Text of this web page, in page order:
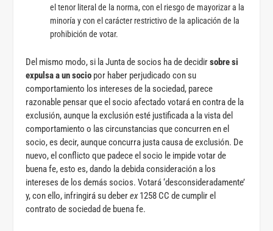
el tenor literal de la norma, con el riesgo de mayorizar a la
minoría y con el carácter restrictivo de la aplicación de la
prohibición de votar.
Del mismo modo, si la Junta de socios ha de decidirsobre si
expulsa a un socio por haber perjudicado con su
comportamiento los intereses de la sociedad, parece
razonable pensar que el socio afectado votará en contra de la
exclusión, aunque la exclusión esté justificada a la vista del
comportamiento o las circunstancias que concurren en el
socio, es decir, aunque concurra justa causa de exclusión. De
nuevo, el conflicto que padece el socio le impide votar de
buena fe, esto es, dando la debida consideración a los
intereses de los demás socios. Votará ‘desconsideradamente’
y, con ello, infringirá su deberex1258 CC de cumplir el
contrato de sociedad de buena fe.